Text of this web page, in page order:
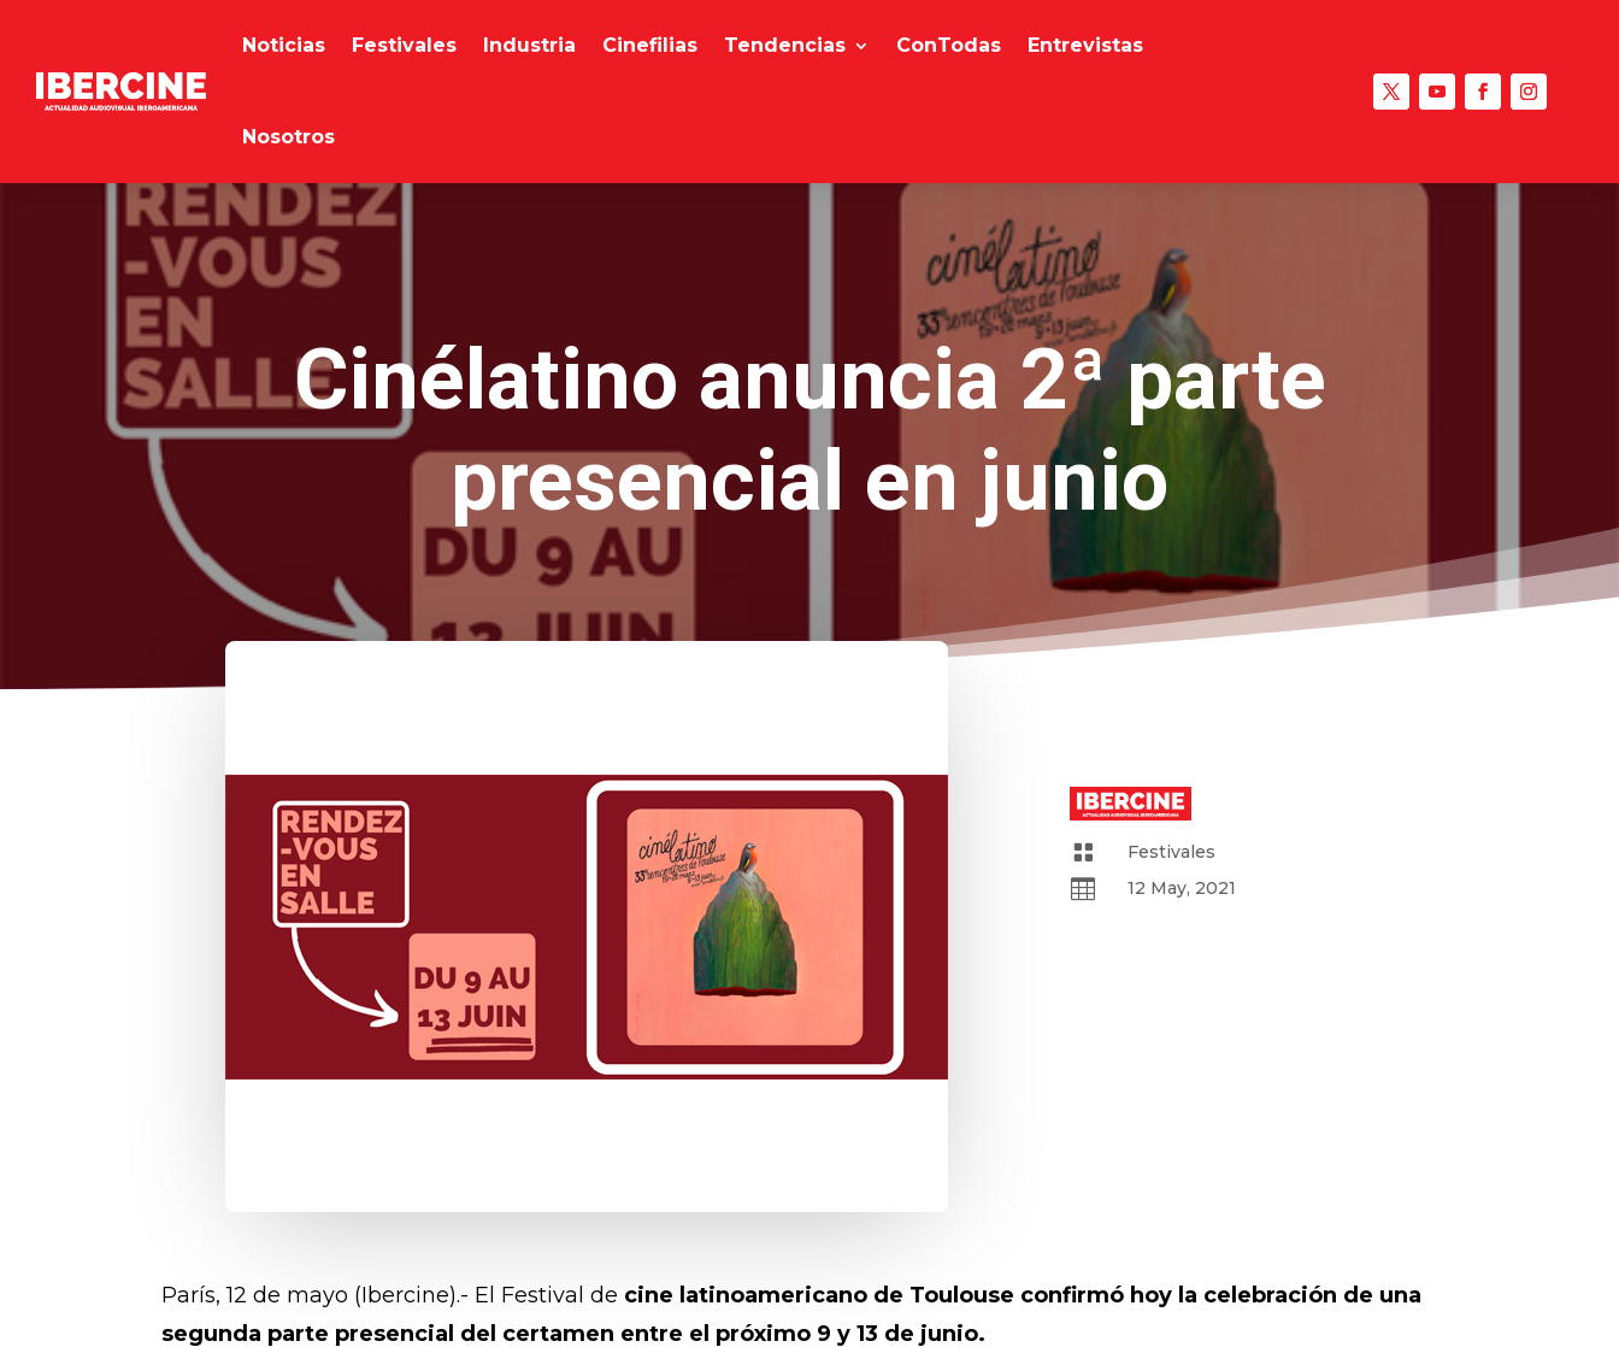
Noticias Festivales Industria Cinefilias Tendencias ConTodas Entrevistas
Nosotros
Cinélatino anuncia 2ª parte
presencial en junio
 Festivales
 12 May, 2021
París, 12 de mayo (Ibercine).- El Festival de cine latinoamericano de Toulouse confirmó hoy la celebración de una
segunda parte presencial del certamen entre el próximo 9 y 13 de junio.